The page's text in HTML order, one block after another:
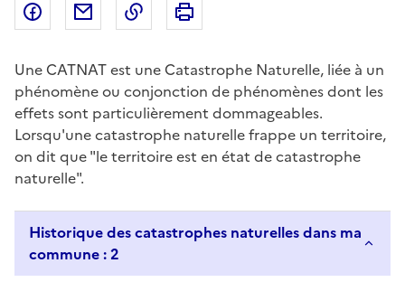
Partager sur Facebook
Partager par emailCopier dans le presse-papier
Une CATNAT est une Catastrophe Naturelle, liée à un
phénomène ou conjonction de phénomènes dont les
effets sont particulièrement dommageables.
Lorsqu'une catastrophe naturelle frappe un territoire,
on dit que "le territoire est en état de catastrophe
naturelle".
Historique des catastrophes naturelles dans ma
commune : 2